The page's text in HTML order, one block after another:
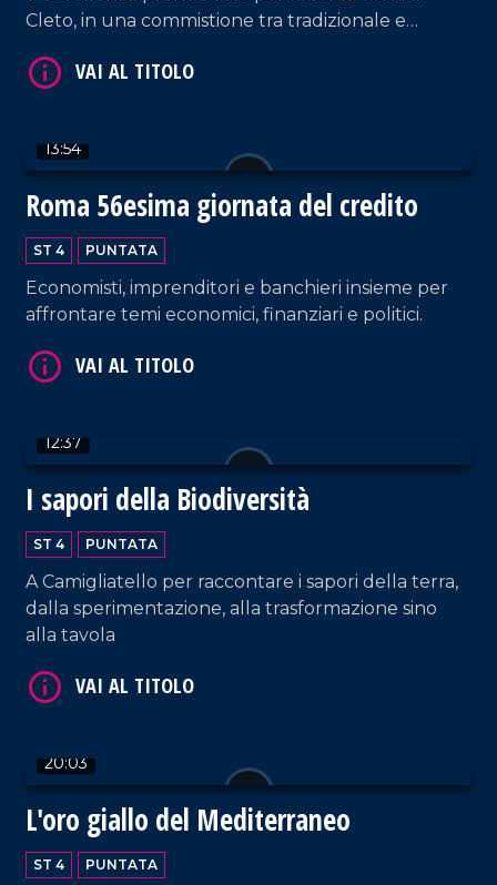
Cleto, in una commistione tra tradizionale e
13:54
Roma 56esima giornata del credito
ST 4 PUNTATA
Economisti, imprenditori e banchieri insieme per
affrontare temi economici, finanziari e politici.
12:37
I sapori della Biodiversità
ST 4 PUNTATA
A Camigliatello per raccontare i sapori della terra,
dalla sperimentazione, alla trasformazione sino
alla tavola
20:03
L'oro giallo del Mediterraneo
ST 4 PUNTATA
VAI AL TITOLO
VAI AL TITOLO
VAI AL TITOLO